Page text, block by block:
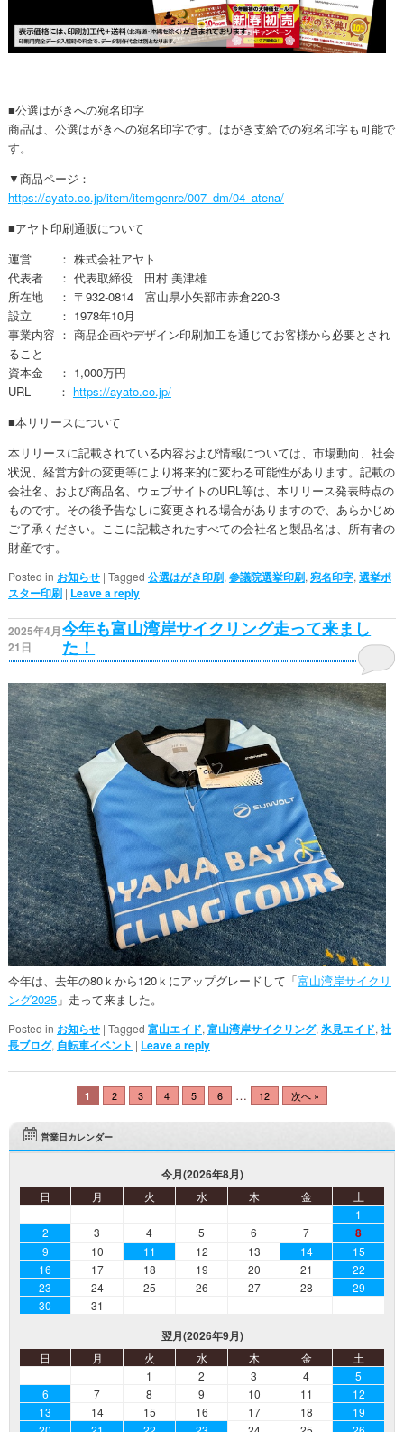
■公選はがきへの宛名印字
商品は、公選はがきへの宛名印字です。はがき支給での宛名印字も可能で
す。
▼商品ページ：
https://ayato.co.jp/item/itemgenre/007_dm/04_atena/
■アヤト印刷通販について
運営 ： 株式会社アヤト
代表者 ： 代表取締役 田村 美津雄
所在地 ： 〒932-0814 富山県小矢部市赤倉220-3
設立 ： 1978年10月
事業内容 ： 商品企画やデザイン印刷加工を通じてお客様から必要とされ
ること
資本金 ： 1,000万円
URL ： https://ayato.co.jp/
■本リリースについて
本リリースに記載されている内容お​​よび情報については、​​市場動向、社会
状況、経営方針の変更等により将来的に変わる可能性があります。記載の
会社名、および商品名、ウェブサイトのURL等は、​本リリース発表時点の
ものです。その後予告なしに変更される場合がありますので、あらかじめ
ご了承ください。​​ここに記載されたすべての会社名と製品名は、所有者の
財産です。
Posted in お知らせ | Tagged 公選はがき印刷, 参議院選挙印刷, 宛名印字, 選挙ポ
スター印刷 | Leave a reply
今年も富山湾岸サイクリング走って来まし
た！
2025年4月
21日
今年は、去年の80ｋから120ｋにアップグレードして「富山湾岸サイクリ
ング2025」走って来ました。
Posted in お知らせ | Tagged 富山エイド, 富山湾岸サイクリング, 氷見エイド, 社
長ブログ, 自転車イベント | Leave a reply
1 2 3 4 5 6 … 12 次へ »
営業日カレンダー
今月(2026年8月)
日 月 火 水 木 金
土
1
2
3 4 5 6 7 8
9 10 11 12 13 14
15
16
17 18 19 20 21
22
23
24 25 26 27 28
29
30
31
翌月(2026年9月)
日 月 火 水 木 金
土
1
2 3 4
5
6
7 8 9 10 11
12
13
14 15 16 17 18
19